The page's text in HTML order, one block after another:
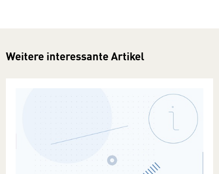
Weitere interessante Artikel